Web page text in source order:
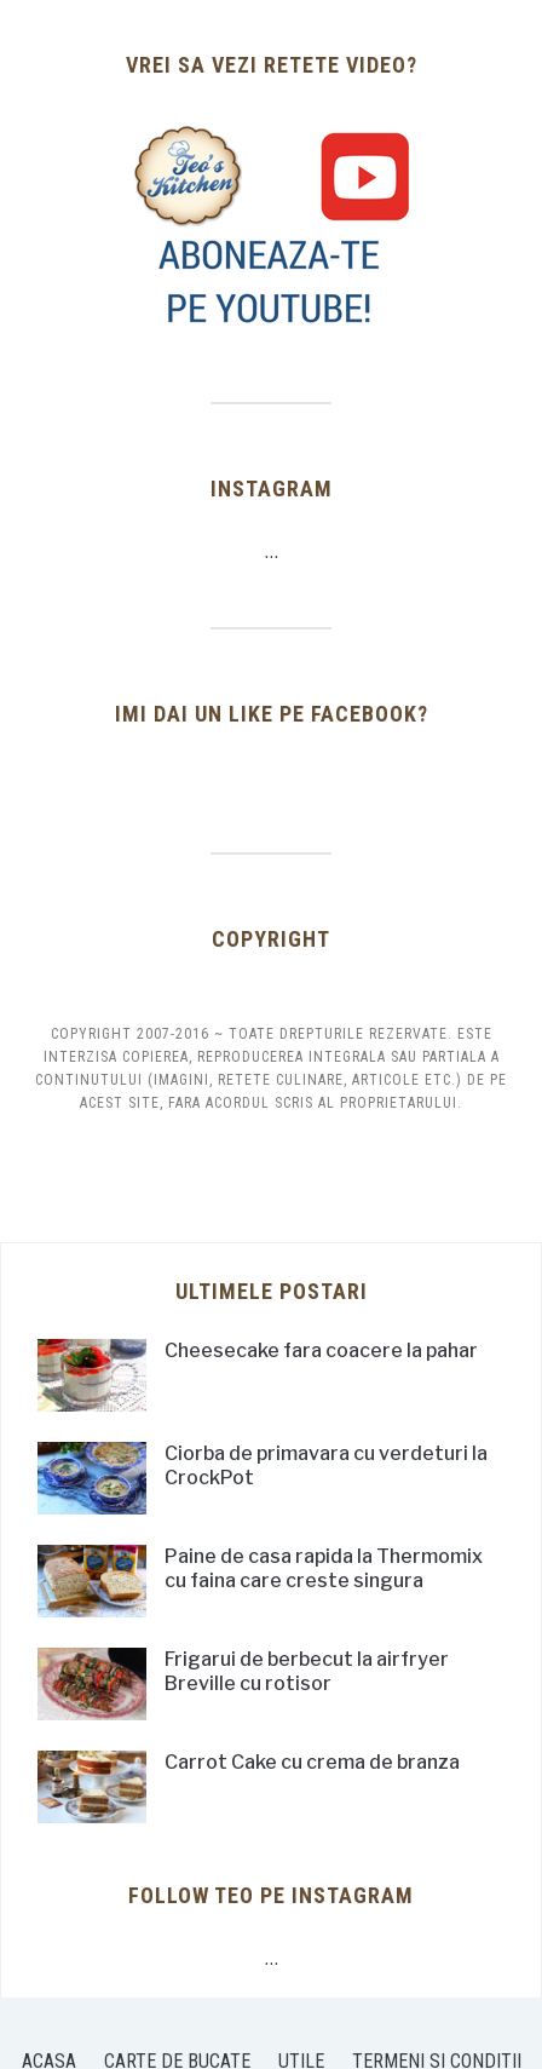
VREI SA VEZI RETETE VIDEO?
INSTAGRAM
…
IMI DAI UN LIKE PE FACEBOOK?
COPYRIGHT
COPYRIGHT 2007-2016 ~ TOATE DREPTURILE REZERVATE. ESTE
INTERZISA COPIEREA, REPRODUCEREA INTEGRALA SAU PARTIALA A
CONTINUTULUI (IMAGINI, RETETE CULINARE, ARTICOLE ETC.) DE PE
ACEST SITE, FARA ACORDUL SCRIS AL PROPRIETARULUI.
ULTIMELE POSTARI
Cheesecake fara coacere la pahar
Ciorba de primavara cu verdeturi la
CrockPot
Paine de casa rapida la Thermomix
cu faina care creste singura
Frigarui de berbecut la airfryer
Breville cu rotisor
Carrot Cake cu crema de branza
FOLLOW TEO PE INSTAGRAM
…
ACASA CARTE DE BUCATE UTILE TERMENI SI CONDITII